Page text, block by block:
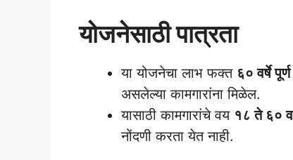
योजनेसाठी पात्रता
या योजनेचा लाभ फक्त ६० वर्षे
असलेल्या कामगारांना मिळेल.
यासाठी कामगारांचे वय १८ ते ६०
नोंदणी करता येत नाही.